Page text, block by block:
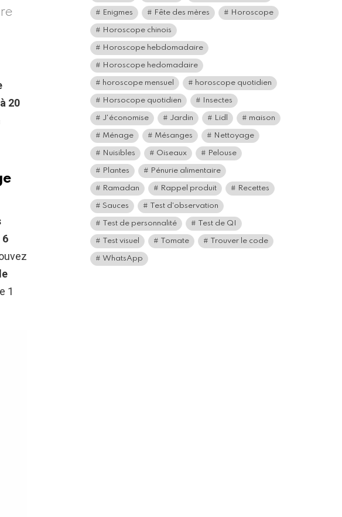
20
6
1
Enigmes Fête des mères Horoscope
Horoscope chinois
Horoscope hebdomadaire
Horoscope hedomadaire
horoscope mensuel horoscope quotidien
Horsocope quotidien Insectes
J'économise Jardin Lidl maison
Ménage Mésanges Nettoyage
Nuisibles Oiseaux Pelouse
Plantes Pénurie alimentaire
Ramadan Rappel produit Recettes
Sauces Test d'observation
Test de personnalité Test de QI
Test visuel Tomate Trouver le code
WhatsApp